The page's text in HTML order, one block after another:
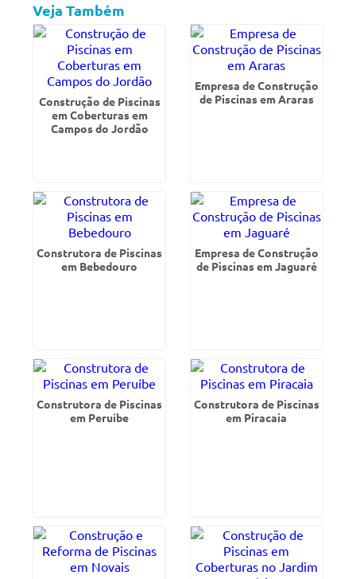
Veja Também
Construção de Piscinas
em Coberturas em
Campos do Jordão
Empresa de Construção
de Piscinas em Araras
Construtora de Piscinas
em Bebedouro
Empresa de Construção
de Piscinas em Jaguaré
Construtora de Piscinas
em Peruíbe
Construtora de Piscinas
em Piracaia